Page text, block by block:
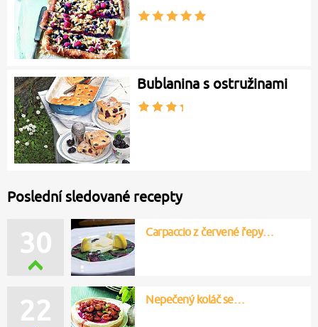
Bublanina s ostružinami
Poslední sledované recepty
30 Carpaccio z červené řepy…
22 Nepečený koláč se…